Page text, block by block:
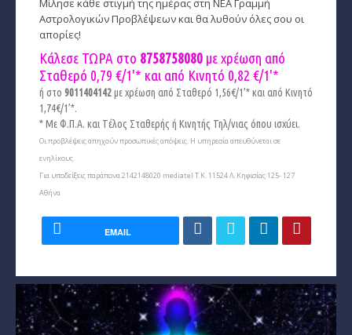
Μίλησε κάθε στιγμή της ημέρας στη ΝΕΑ Γραμμή
Αστρολογικών Προβλέψεων και θα λυθούν όλες σου οι
απορίες!
Κάλεσε ΤΩΡΑ στο 8758758080 με χρέωση από
Σταθερό 0,79 €/1'* και από Κινητό 0,82 €/1'*
ή στο 9011404142με χρέωση από Σταθερό 1,56€/1’* και από Κινητό
1,74€/1’*.
* Με Φ.Π.Α. και Tέλος Σταθερής ή Κινητής Τηλ/νιας όπου ισχύει.
Οι προβλέψεις απηχούν προσωπικές απόψεις. Η υπηρεσία απευθύνεται σε
ενηλίκους.
Για υποδείξεις παράπονα 2142148020 mediatel Τ.Κ. 11524 Λ. Κηφισίας 125- 127
Αθήνα
EMAIL